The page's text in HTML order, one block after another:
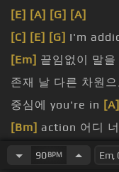
[E] [A] [G] [A]
[C] [E] [G] I'm
[Em] 끝임없이 말을
존재 날 다른 차원으
중심에 you're in [A]
[Bm] action 어디 너
[G] [A] 뜻
90BPM